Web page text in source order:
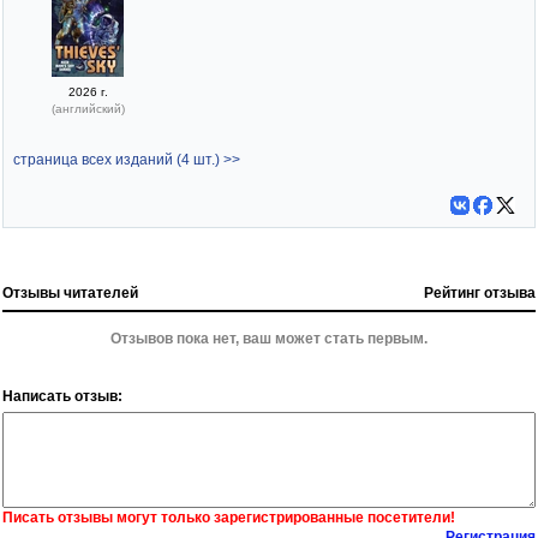
2026 г.
(английский)
страница всех изданий (4 шт.) >>
Отзывы читателей Рейтинг отзыва
Отзывов пока нет, ваш может стать первым.
Написать отзыв:
Писать отзывы могут только зарегистрированные посетители!